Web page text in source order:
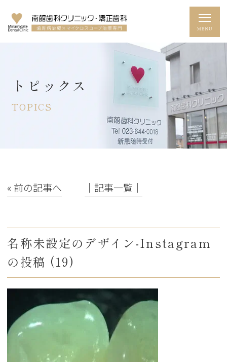
トピックス
TOPICS
« 前の記事へ │記事一覧│
名称未設定のデザイン-Instagram
の投稿 (19)